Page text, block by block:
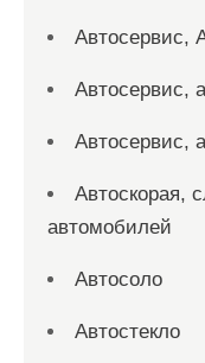
Автосервис,
Автосервис,
Автосервис,
Автоскорая,
автомобилей
Автосоло
Автостекло